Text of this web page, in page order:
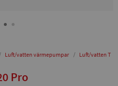
Luft/vatten värmepumpar Luft/vatten
Pro